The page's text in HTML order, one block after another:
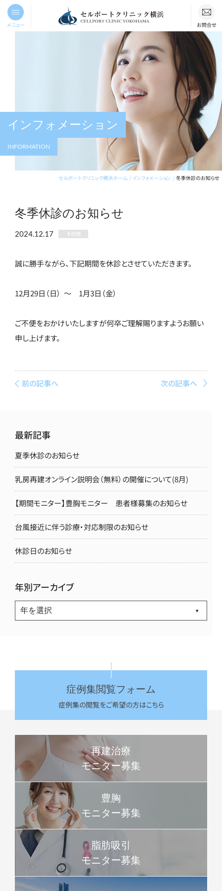
メニュー お問合せ
インフォメーション
INFORMATION
セルポートクリニック横浜ホーム インフォメーション 冬季休診のお知らせ
冬季休診のお知らせ
2024.12.17 その他
誠に勝手ながら、下記期間を休診とさせていただきます。
12月29日（日） ～ 1月3日（金）
ご不便をおかけいたしますが何卒ご理解賜りますようお願い
申し上げます。
前の記事へ 次の記事へ
最新記事
夏季休診のお知らせ
乳房再建オンライン説明会（無料）の開催について(8月)
【期間モニター】豊胸モニター 患者様募集のお知らせ
台風接近に伴う診療・対応制限のお知らせ
休診日のお知らせ
年別アーカイブ
症例集閲覧フォーム
症例集の閲覧をご希望の方はこちら
再建治療
モニター募集
豊胸
モニター募集
脂肪吸引
モニター募集